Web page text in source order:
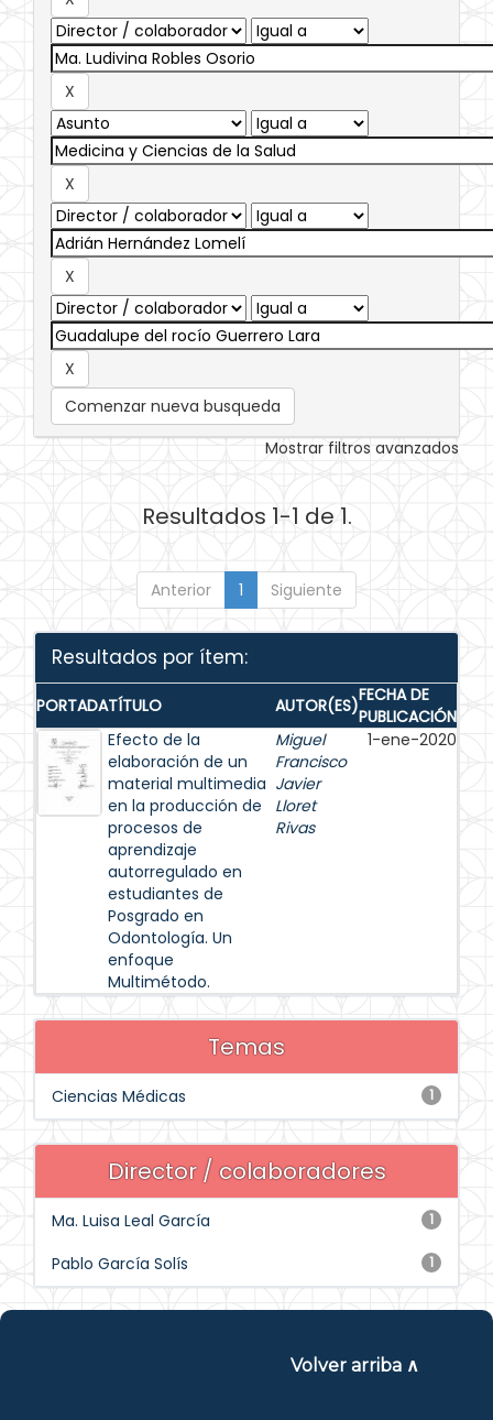
Comenzar nueva busqueda
Mostrar filtros avanzados
Resultados 1-1 de 1.
Anterior 1 Siguiente
Resultados por ítem:
PORTADATÍTULO AUTOR(ES)FECHA DE
PUBLICACIÓN
Efecto de la
elaboración de un
material multimedia
en la producción de
procesos de
aprendizaje
autorregulado en
estudiantes de
Posgrado en
Odontología. Un
enfoque
Multimétodo.
Miguel
Francisco
Javier
Lloret
Rivas
1-ene-2020
Temas
1
Ciencias Médicas
Director / colaboradores
1
Ma. Luisa Leal García
1
Pablo García Solís
Volver arriba ∧